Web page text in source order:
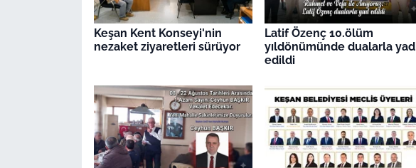
Keşan Kent Konseyi'nin
nezaket ziyaretleri sürüyor
Latif Özenç 10.ölüm
yıldönümünde dualarla yad
edildi
Gündem-Eğitim